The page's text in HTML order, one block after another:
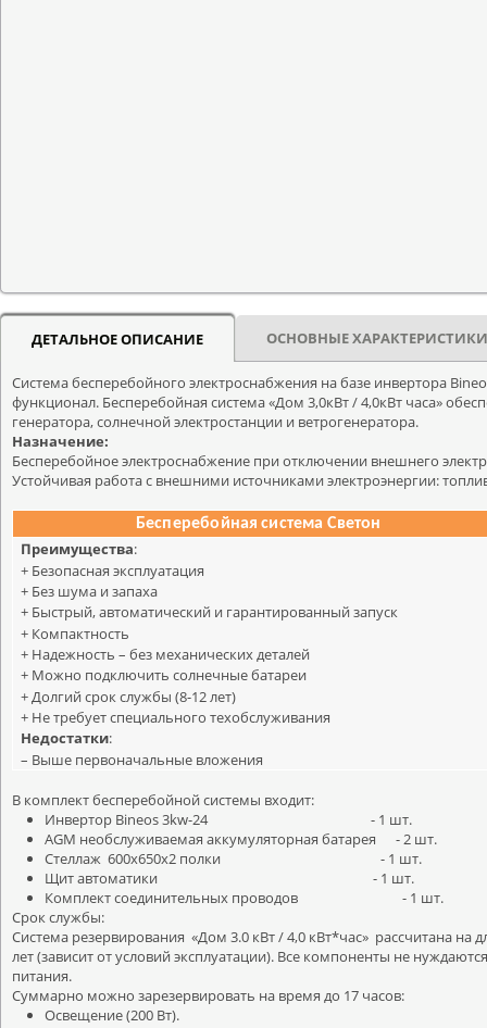
ДЕТАЛЬНОЕ ОПИСАНИЕ ОСНОВНЫЕ ХАРАКТЕРИСТИКИ
Система бесперебойного электроснабжения на базе инвертора
функционал. Бесперебойная система «Дом 3,0кВт / 4,0кВт часа»
генератора, солнечной электростанции и ветрогенератора.
Назначение:
Бесперебойное электроснабжение при отключении внешнего
Устойчивая работа с внешними источниками электроэнергии:
Бесперебойная система Светон
Преимущества:
+ Безопасная эксплуатация
+ Без шума и запаха
+ Быстрый, автоматический и гарантированный запуск
+ Компактность
+ Надежность – без механических деталей
+ Можно подключить солнечные батареи
+ Долгий срок службы (8-12 лет)
+ Не требует специального техобслуживания
Недостатки:
– Выше первоначальные вложения
В комплект бесперебойной системы входит:
Инвертор Bineos 3kw-24 - 1 шт.
AGM необслуживаемая аккумуляторная батарея - 2 шт.
Стеллаж 600х650х2 полки - 1 шт.
Щит автоматики - 1 шт.
Комплект соединительных проводов - 1 шт.
Срок службы:
Система резервирования «Дом 3.0 кВт / 4,0 кВт*час» рассчитана
лет (зависит от условий эксплуатации). Все компоненты не
питания.
Суммарно можно зарезервировать на время до 17 часов:
Освещение (200 Вт).